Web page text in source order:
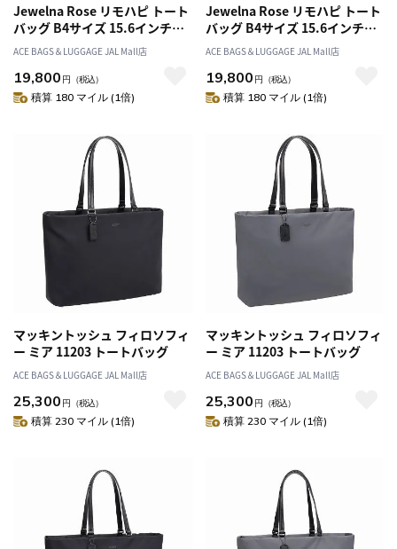
Jewelna Rose リモハピ トート
バッグ B4サイズ 15.6インチPC
収納 10771
ACE BAGS＆LUGGAGE JAL Mall店
19,800 円 （税込）
積算 180 マイル (1倍)
Jewelna Rose リモハピ トート
バッグ B4サイズ 15.6インチPC
収納 10771
ACE BAGS＆LUGGAGE JAL Mall店
19,800 円 （税込）
積算 180 マイル (1倍)
マッキントッシュ フィロソフィ
ー ミア 11203 トートバッグ
ACE BAGS＆LUGGAGE JAL Mall店
25,300 円 （税込）
積算 230 マイル (1倍)
マッキントッシュ フィロソフィ
ー ミア 11203 トートバッグ
ACE BAGS＆LUGGAGE JAL Mall店
25,300 円 （税込）
積算 230 マイル (1倍)